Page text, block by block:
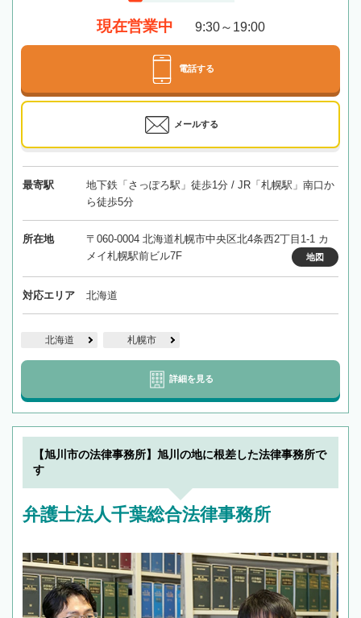
現在営業中 9:30～19:00
電話する
メールする
最寄駅
地下鉄「さっぽろ駅」徒歩1分 / JR「札幌駅」南口か
ら徒歩5分
所在地
〒060-0004 北海道札幌市中央区北4条西2丁目1-1 カ
メイ札幌駅前ビル7F
地図
対応エリア 北海道
北海道 札幌市
詳細を見る
【旭川市の法律事務所】旭川の地に根差した法律事務所で
す
弁護士法人千葉総合法律事務所